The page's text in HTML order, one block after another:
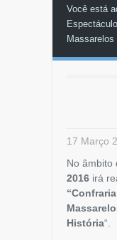
Você está
Massarelos
17 Março
No âmbito
2016 irá
História“.